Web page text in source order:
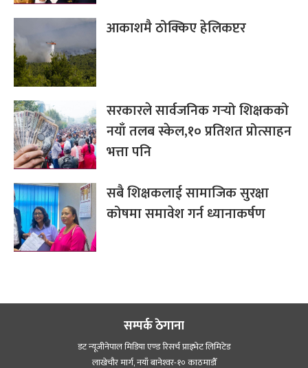
आकाशमै ठोक्किए हेलिकप्टर
सरकारले सार्वजनिक गर्‍यो शिक्षकको
नयाँ तलब स्केल,१० प्रतिशत प्रोत्साहन
भत्ता पनि
सबै शिक्षकलाई सामाजिक सुरक्षा
कोषमा समावेश गर्न ध्यानाकर्षण
सम्पर्क ठेगाना
डट न्यूजीनेपाल मिडिया एण्ड रिसर्च प्राइभेट लिमिटेड
लाखेचौर मार्ग, नयाँ बानेश्‍वर-१० काठमाडौँ